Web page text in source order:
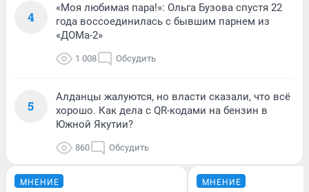
4
«Моя любимая пара!»: Ольга Бузова спустя 22
года воссоединилась с бывшим парнем из
«ДОМа-2»
1 008 Обсудить
5
Алданцы жалуются, но власти сказали, что всё
хорошо. Как дела с QR-кодами на бензин в
Южной Якутии?
860 Обсудить
МНЕНИЕ МНЕНИЕ